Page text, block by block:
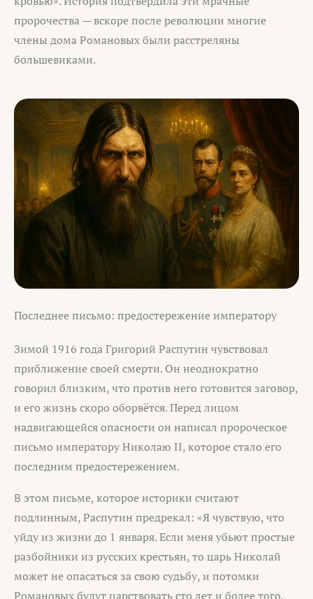
пророчества — вскоре после революции многие
члены дома Романовых были расстреляны
большевиками.
Последнее письмо: предостережение императору
Зимой 1916 года Григорий Распутин чувствовал
приближение своей смерти. Он неоднократно
говорил близким, что против него готовится заговор,
и его жизнь скоро оборвётся. Перед лицом
надвигающейся опасности он написал пророческое
письмо императору Николаю II, которое стало его
последним предостережением.
В этом письме, которое историки считают
подлинным, Распутин предрекал: «Я чувствую, что
уйду из жизни до 1 января. Если меня убьют простые
разбойники из русских крестьян, то царь Николай
может не опасаться за свою судьбу, и потомки
Романовых будут царствовать сто лет и более того.